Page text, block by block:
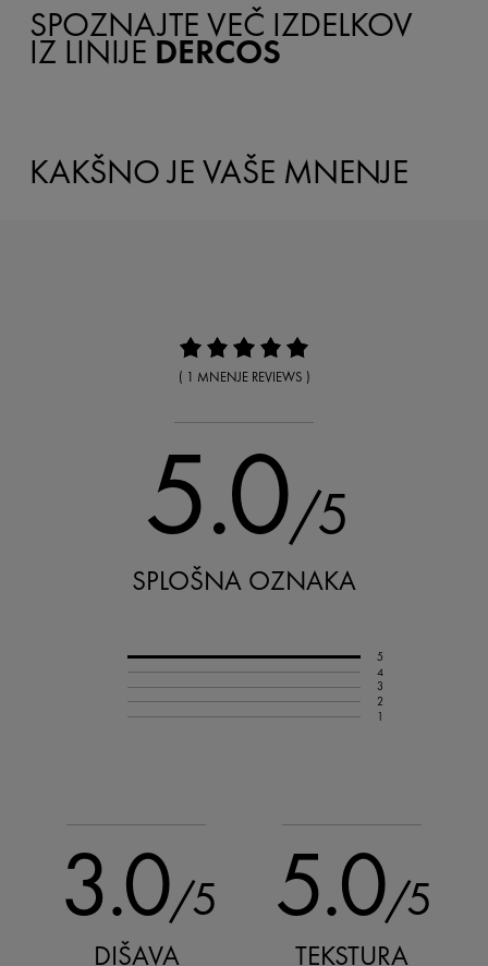
SPOZNAJTE VEČ IZDELKOV
IZ LINIJE DERCOS
KAKŠNO JE VAŠE MNENJE
( 1 MNENJE REVIEWS )
5.0/5
SPLOŠNA OZNAKA
5
4
3
2
1
3.0/5
DIŠAVA
5.0/5
TEKSTURA